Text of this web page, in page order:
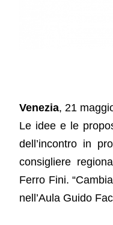
Venezia, 21
Le idee e le
dell’incontro in
consigliere
Ferro Fini.
nell’Aula Guido